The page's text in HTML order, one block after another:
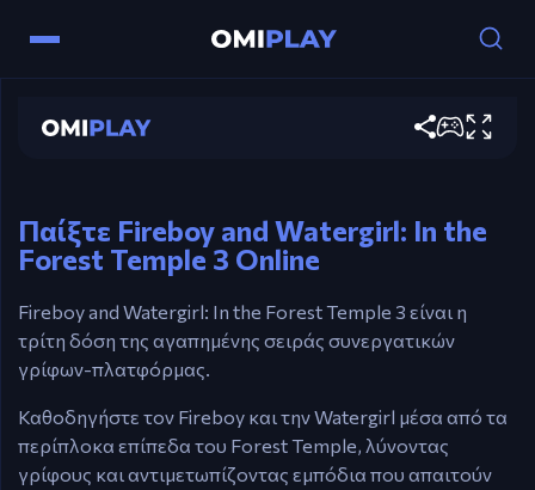
Fireboy and Watergirl: In the Forest
Temple 3
Fireboy: Βελάκια.
Παίξτε Fireboy and Watergirl: In the
Forest Temple 3 Online
Fireboy and Watergirl: In the Forest Temple 3 είναι η
τρίτη δόση της αγαπημένης σειράς συνεργατικών
γρίφων-πλατφόρμας.
Καθοδηγήστε τον Fireboy και την Watergirl μέσα από τα
περίπλοκα επίπεδα του Forest Temple, λύνοντας
γρίφους και αντιμετωπίζοντας εμπόδια που απαιτούν